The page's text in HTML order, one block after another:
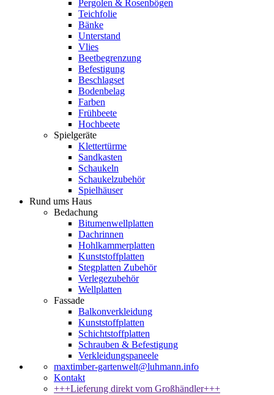
Pergolen & Rosenbögen
Teichfolie
Bänke
Unterstand
Vlies
Beetbegrenzung
Befestigung
Beschlagset
Bodenbelag
Farben
Frühbeete
Hochbeete
Spielgeräte
Klettertürme
Sandkasten
Schaukeln
Schaukelzubehör
Spielhäuser
Rund ums Haus
Bedachung
Bitumenwellplatten
Dachrinnen
Hohlkammerplatten
Kunststoffplatten
Stegplatten Zubehör
Verlegezubehör
Wellplatten
Fassade
Balkonverkleidung
Kunststoffplatten
Schichtstoffplatten
Schrauben & Befestigung
Verkleidungspaneele
maxtimber-gartenwelt@luhmann.info
Kontakt
+++Lieferung direkt vom Großhändler+++